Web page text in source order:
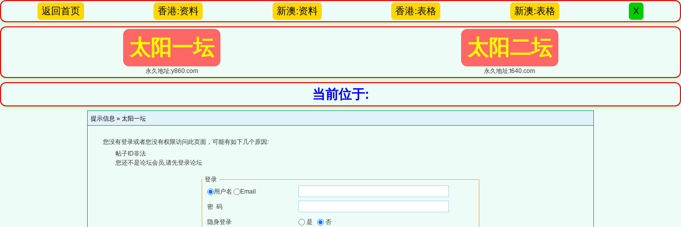
返回首页 香港:资料 新澳:资料 香港:表格 新澳:表格 X
太阳一坛
永久地址:y860.com
太阳二坛
永久地址:t640.com
当前位于:
提示信息 » 太阳一坛
您没有登录或者您没有权限访问此页面，可能有如下几个原因:
帖子ID非法
您还不是论坛会员,请先登录论坛
登录
用户名
Email
密 码
隐身登录 是 否